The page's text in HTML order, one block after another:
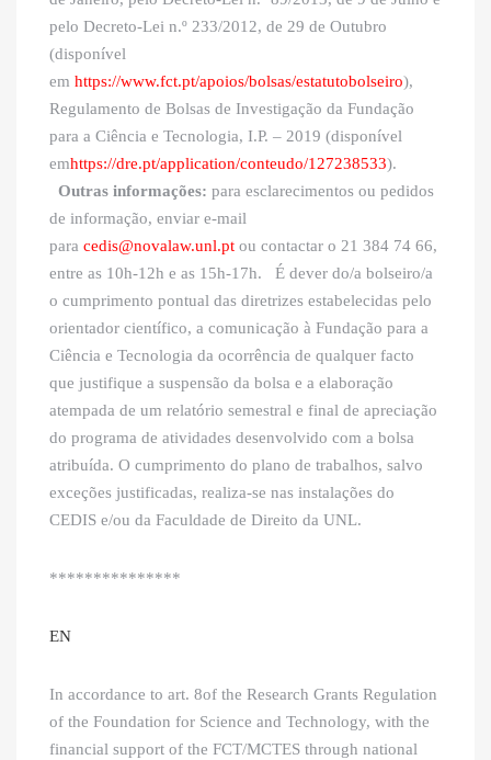
pelo Decreto-Lei n.º 233/2012, de 29 de Outubro
(disponível
em https://www.fct.pt/apoios/bolsas/estatutobolseiro),
Regulamento de Bolsas de Investigação da Fundação
para a Ciência e Tecnologia, I.P. – 2019 (disponível
emhttps://dre.pt/application/conteudo/127238533).
Outras informações: para esclarecimentos ou pedidos
de informação, enviar e-mail
para cedis@novalaw.unl.pt ou contactar o 21 384 74 66,
entre as 10h-12h e as 15h-17h. É dever do/a bolseiro/a
o cumprimento pontual das diretrizes estabelecidas pelo
orientador científico, a comunicação à Fundação para a
Ciência e Tecnologia da ocorrência de qualquer facto
que justifique a suspensão da bolsa e a elaboração
atempada de um relatório semestral e final de apreciação
do programa de atividades desenvolvido com a bolsa
atribuída. O cumprimento do plano de trabalhos, salvo
exceções justificadas, realiza-se nas instalações do
CEDIS e/ou da Faculdade de Direito da UNL.
***************
EN
In accordance to art. 8of the Research Grants Regulation
of the Foundation for Science and Technology, with the
financial support of the FCT/MCTES through national